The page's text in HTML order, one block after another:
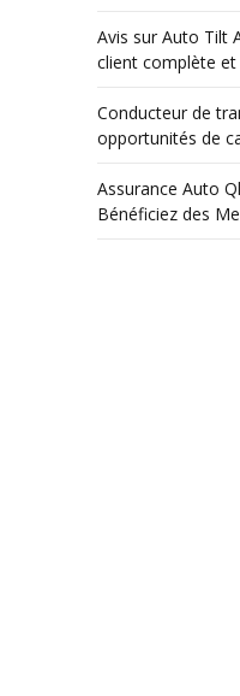
Avis sur Auto Tilt
client complète
Conducteur de
opportunités de
Assurance Auto
Bénéficiez des